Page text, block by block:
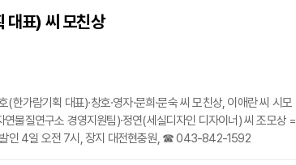
대표) 씨 모친상
가람기획 대표)·창호·영자·문희·문숙 씨 모친상, 이애란 씨 시모
물질연구소 경영지원팀)·정연(세실디자인 디자이너) 씨 조모상 =
발인 4일 오전 7시, 장지 대전현충원, ☎ 043-842-1592